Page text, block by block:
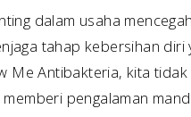
dalam usaha
tahap kebersihan
Antibakteria, kita
pengalaman